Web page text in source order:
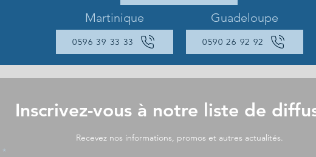
Martinique Guadeloupe
0596 39 33 33 0590 26 92 92
Inscrivez-vous à notre liste de
Recevez nos informations, promos et autres actualités.